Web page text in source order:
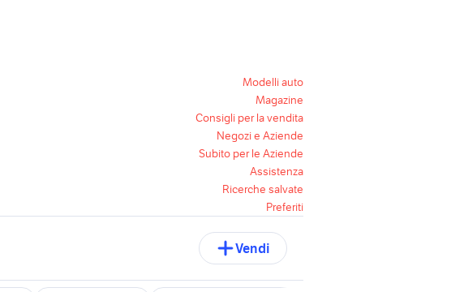
Modelli auto
Magazine
Consigli per la vendita
Negozi e Aziende
Subito per le Aziende
Assistenza
Ricerche salvate
Preferiti
Vendi